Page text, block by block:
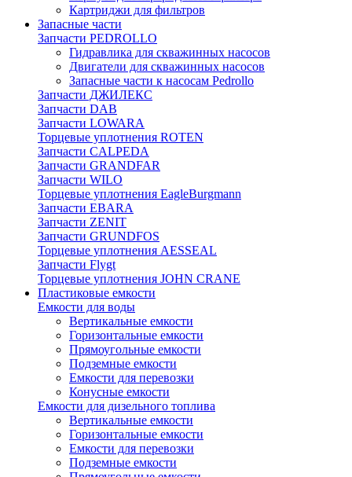
Картриджи для фильтров
Запасные части
Запчасти PEDROLLO
Гидравлика для скважинных насосов
Двигатели для скважинных насосов
Запасные части к насосам Pedrollo
Запчасти ДЖИЛЕКС
Запчасти DAB
Запчасти LOWARA
Торцевые уплотнения ROTEN
Запчасти CALPEDA
Запчасти GRANDFAR
Запчасти WILO
Торцевые уплотнения EagleBurgmann
Запчасти EBARA
Запчасти ZENIT
Запчасти GRUNDFOS
Торцевые уплотнения AESSEAL
Запчасти Flygt
Торцевые уплотнения JOHN CRANE
Пластиковые емкости
Емкости для воды
Вертикальные емкости
Горизонтальные емкости
Прямоугольные емкости
Подземные емкости
Емкости для перевозки
Конусные емкости
Емкости для дизельного топлива
Вертикальные емкости
Горизонтальные емкости
Емкости для перевозки
Подземные емкости